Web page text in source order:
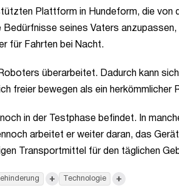
Plattform in Hundeform, die von
seines Vaters
für Fahrten bei Nacht.
überarbeitet. Dadurch kann
freier bewegen als ein herkömmlicher
in der Testphase befindet. In
arbeitet er weiter daran, das
Transportmittel für den täglichen
+ Technologie +